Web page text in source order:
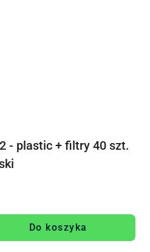
- plastic + filtry 40 szt.
Do koszyka